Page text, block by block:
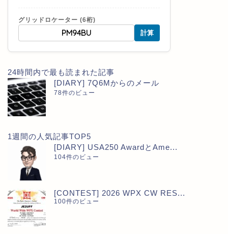
グリッドロケーター (6桁)
計算
24時間内で最も読まれた記事
[DIARY] 7Q6Mからのメール
78件のビュー
1週間の人気記事TOP5
[DIARY] USA250 AwardとAme...
104件のビュー
[CONTEST] 2026 WPX CW RES...
100件のビュー